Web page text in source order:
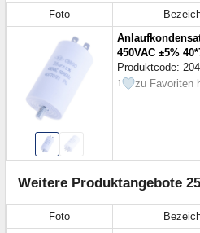
Foto
450VAC ±5%
Produktcode:
1 zu Favoriten
Weitere Produktangebote
Foto